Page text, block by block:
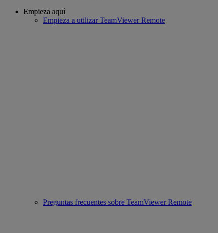
Empieza aquí
Empieza a utilizar TeamViewer Remote
Preguntas frecuentes sobre TeamViewer Remote